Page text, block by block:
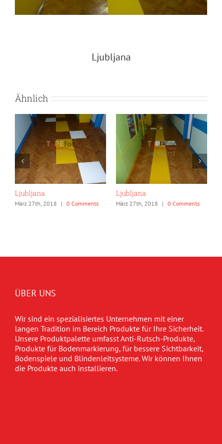
Ljubljana
Ähnlich
Ljubljana
März 27th, 2018 | 0 Comments
Ljubljana
März 27th, 2018 | 0 Comments
ÜBER UNS
Wir sind ein spezialisiertes Unternehmen mit einer
langen Tradition im Bereich Produkte für Ihre Sicherheit.
Unsere Produktpalette umfasst Anti-Rutsch-Produkte,
Produkte für Bodenmarkierung, für bessere Sichtbarkeit,
Bodenspiele und Blindenleitsysteme. Wir können Ihnen
die Produkte auch installieren.